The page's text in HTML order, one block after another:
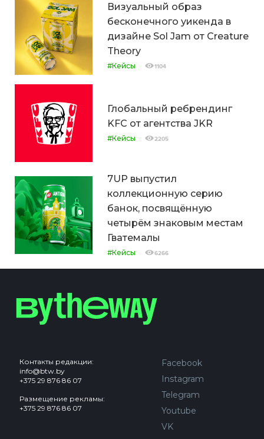
Визуальный образ
бесконечного уикенда в
дизайне Sol Jam от Creature
Theory
#Кейсы 1104
Глобальный ребрендинг
KFC от агентства JKR
#Кейсы 2205
7UP выпустил
коллекционную серию
банок, посвящённую
четырём знаковым местам
Гватемалы
#Кейсы 6266
Контакты редакции:
info@btw.by
+375 29 876 86 07
Размещение рекламы:
+375 29 876 86 07
Facebook
Instagram
Telegram
Youtube
VK